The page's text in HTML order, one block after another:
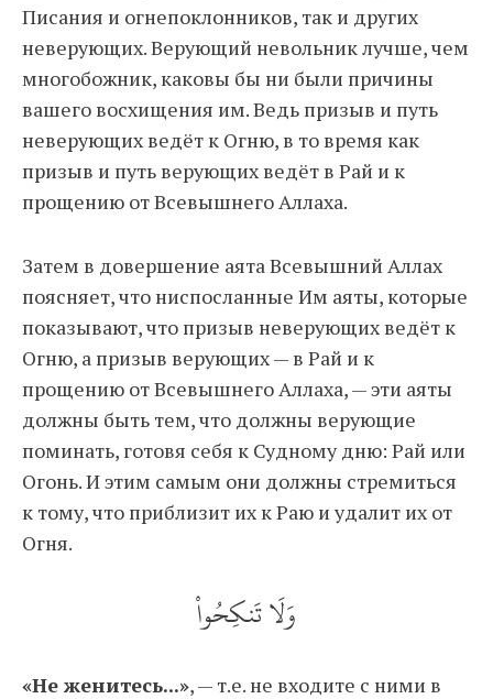
Писания и огнепоклонников, так и других
неверующих. Верующий невольник лучше, чем
многобожник, каковы бы ни были причины
вашего восхищения им. Ведь призыв и путь
неверующих ведёт к Огню, в то время как
призыв и путь верующих ведёт в Рай и к
прощению от Всевышнего Аллаха.
Затем в довершение аята Всевышний Аллах
поясняет, что ниспосланные Им аяты, которые
показывают, что призыв неверующих ведёт к
Огню, а призыв верующих — в Рай и к
прощению от Всевышнего Аллаха, — эти аяты
должны быть тем, что должны верующие
поминать, готовя себя к Судному дню: Рай или
Огонь. И этим самым они должны стремиться
к тому, что приблизит их к Раю и удалит их от
Огня.
وَلَا تَنكِحُواْ
«Не женитесь...», — т.е. не входите с ними в